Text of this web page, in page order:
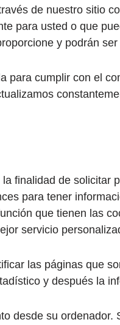
de nuestro sitio
para usted o que
y podrán
para cumplir con el
finalidad de solicitar
para tener
que tienen las
servicio
las páginas que
y después la
desde su ordenador.